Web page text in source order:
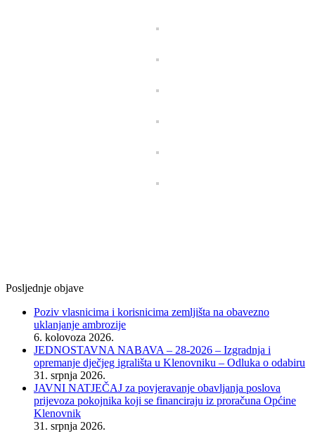
Posljednje objave
Poziv vlasnicima i korisnicima zemljišta na obavezno
uklanjanje ambrozije
6. kolovoza 2026.
JEDNOSTAVNA NABAVA – 28-2026 – Izgradnja i
opremanje dječjeg igrališta u Klenovniku – Odluka o odabiru
31. srpnja 2026.
JAVNI NATJEČAJ za povjeravanje obavljanja poslova
prijevoza pokojnika koji se financiraju iz proračuna Općine
Klenovnik
31. srpnja 2026.